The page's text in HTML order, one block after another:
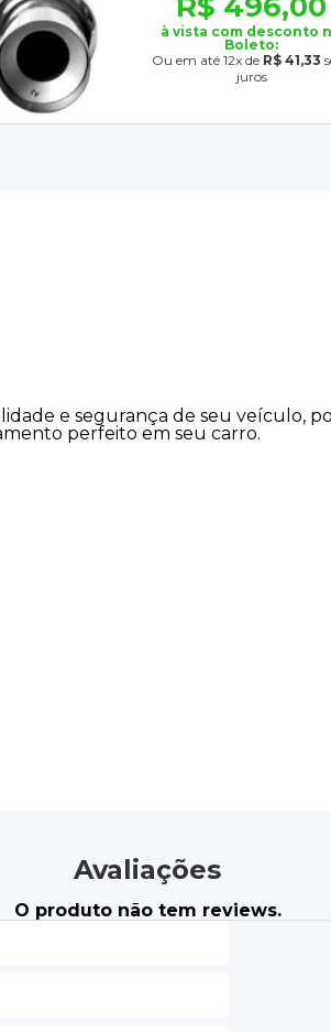
à vista com desconto
Boleto:
Ou em até 12x de R$ 41,33
juros
e segurança de seu veículo,
perfeito em seu carro.
Avaliações
O produto não tem reviews.